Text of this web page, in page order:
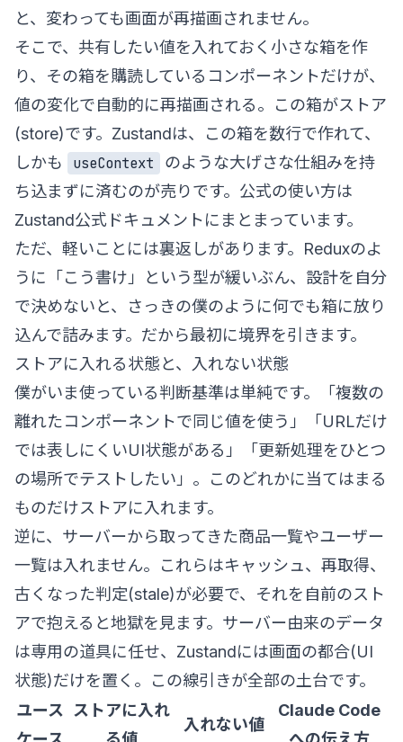
と、変わっても画面が再描画されません。
そこで、共有したい値を入れておく小さな箱を作
り、その箱を購読しているコンポーネントだけが、
値の変化で自動的に再描画される。この箱がストア
(store)です。Zustandは、この箱を数行で作れて、
しかも
useContext
のような大げさな仕組みを持
ち込まずに済むのが売りです。公式の使い方は
Zustand公式ドキュメント にまとまっています。
ただ、軽いことには裏返しがあります。Reduxのよ
うに「こう書け」という型が緩いぶん、設計を自分
で決めないと、さっきの僕のように何でも箱に放り
込んで詰みます。だから最初に境界を引きます。
ストアに入れる状態と、入れない状態
僕がいま使っている判断基準は単純です。「複数の
離れたコンポーネントで同じ値を使う」「URLだけ
では表しにくいUI状態がある」「更新処理をひとつ
の場所でテストしたい」。このどれかに当てはまる
ものだけストアに入れます。
逆に、サーバーから取ってきた商品一覧やユーザー
一覧は入れません。これらはキャッシュ、再取得、
古くなった判定(stale)が必要で、それを自前のスト
アで抱えると地獄を見ます。サーバー由来のデータ
は専用の道具に任せ、Zustandには画面の都合(UI
状態)だけを置く。この線引きが全部の土台です。
ユース ストアに入れ
入れない値
Claude Code